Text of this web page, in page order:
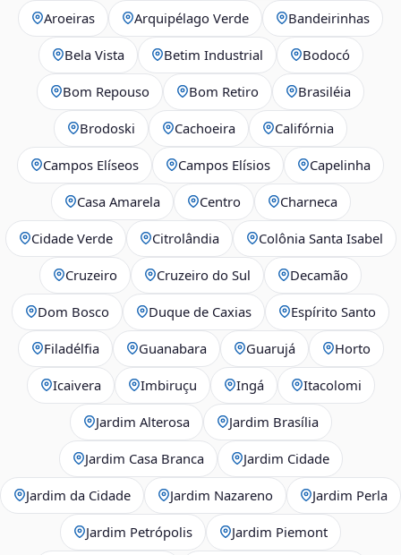
Aroeiras Arquipélago Verde Bandeirinhas
Bela Vista Betim Industrial Bodocó
Bom Repouso Bom Retiro Brasiléia
Brodoski Cachoeira Califórnia
Campos Elíseos Campos Elísios Capelinha
Casa Amarela Centro Charneca
Cidade Verde Citrolândia Colônia Santa Isabel
Cruzeiro Cruzeiro do Sul Decamão
Dom Bosco Duque de Caxias Espírito Santo
Filadélfia Guanabara Guarujá Horto
Icaivera Imbiruçu Ingá Itacolomi
Jardim Alterosa Jardim Brasília
Jardim Casa Branca Jardim Cidade
Jardim da Cidade Jardim Nazareno Jardim Perla
Jardim Petrópolis Jardim Piemont